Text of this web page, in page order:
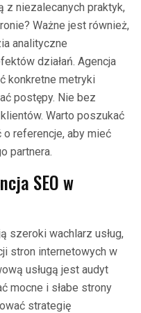
z niezalecanych praktyk,
Ważne jest również,
analityczne
działań. Agencja
konkretne metryki
postępy. Nie bez
Warto poszukać
referencje, aby mieć
partnera.
SEO w
szeroki wachlarz usług,
stron internetowych w
usługą jest audyt
mocne i słabe strony
strategię